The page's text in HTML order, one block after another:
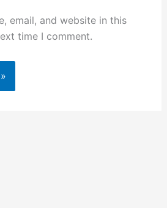
email, and website in this
time I comment.